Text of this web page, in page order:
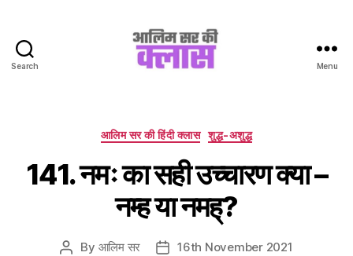
Search
Class
Menu
Categories
आलिम सर की हिंदी क्लास शुद्ध-अशुद्ध
141. नमः का सही उच्चारण क्या –
नम्ह या नमह्?
Post
By आलिम सर
Post16th November 2021